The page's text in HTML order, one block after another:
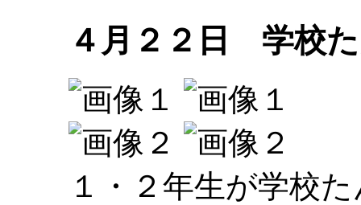
４月２２日 学校
１・２年生が学校